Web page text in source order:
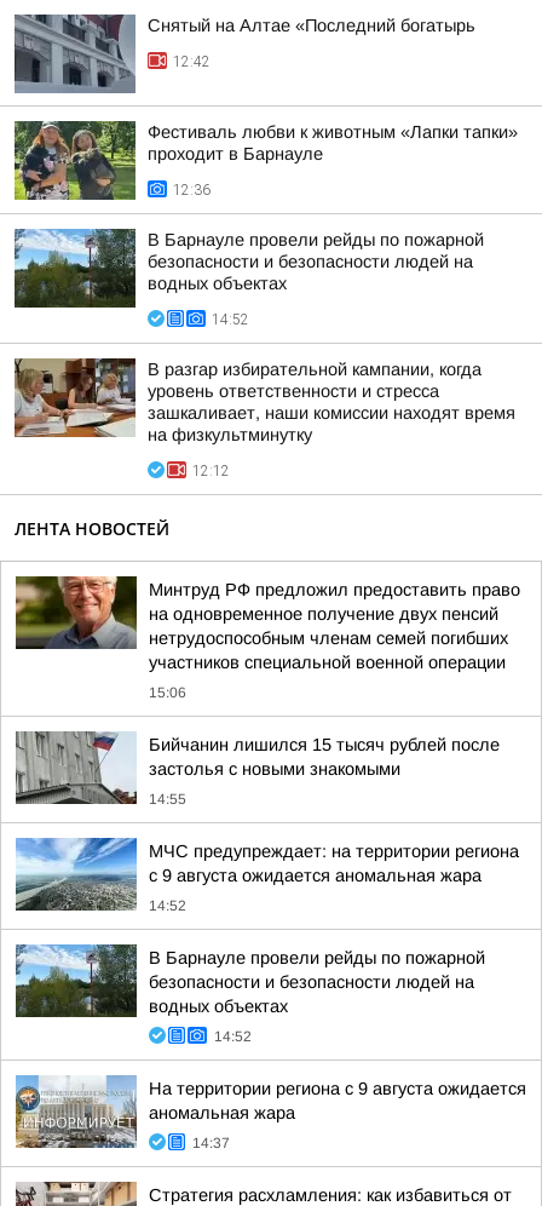
Снятый на Алтае «Последний богатырь
12:42
Фестиваль любви к животным «Лапки тапки»
проходит в Барнауле
12:36
В Барнауле провели рейды по пожарной
безопасности и безопасности людей на
водных объектах
14:52
В разгар избирательной кампании, когда
уровень ответственности и стресса
зашкаливает, наши комиссии находят время
на физкультминутку
12:12
ЛЕНТА НОВОСТЕЙ
Минтруд РФ предложил предоставить право
на одновременное получение двух пенсий
нетрудоспособным членам семей погибших
участников специальной военной операции
15:06
Бийчанин лишился 15 тысяч рублей после
застолья с новыми знакомыми
14:55
МЧС предупреждает: на территории региона
с 9 августа ожидается аномальная жара
14:52
В Барнауле провели рейды по пожарной
безопасности и безопасности людей на
водных объектах
14:52
На территории региона с 9 августа ожидается
аномальная жара
14:37
Стратегия расхламления: как избавиться от